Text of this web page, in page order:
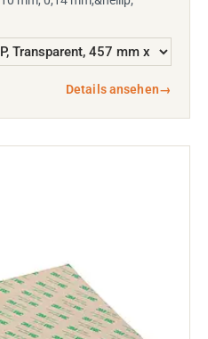
Details ansehen→